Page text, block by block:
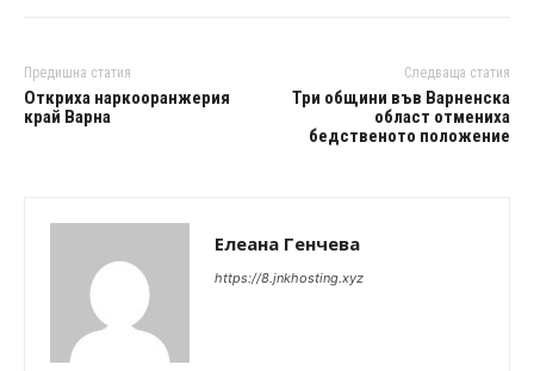
Предишна статия
Откриха наркооранжерия
край Варна
Следваща статия
Три общини във Варненска
област отмениха
бедственото положение
Елеана Генчева
https://8.jnkhosting.xyz